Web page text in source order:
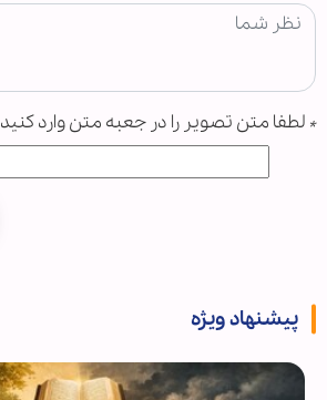
* لطفا متن تصویر را در جعبه متن وارد کنید
پیشنهاد ویژه